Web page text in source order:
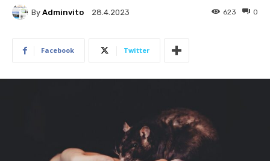
By Adminvito 28.4.2023 0
623
Facebook Twitter